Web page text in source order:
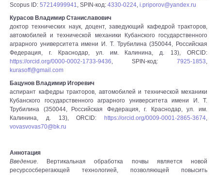
Scopus ID: 57214999941, SPIN-код: 4330-0224, i.priporov@yandex.ru
Курасов Владимир Станиславович
доктор технических наук, доцент, заведующий кафедрой тракторов,
автомобилей и технической механики Кубанского государственного
аграрного университета имени И. Т. Трубилина (350044, Российская
Федерация, г. Краснодар, ул. им. Калинина, д. 13), ORCID:
https://orcid.org/0000-0002-1733-9436, SPIN-код: 7925-1853,
kurasoff@gmail.com
Бацунов Владимир Игоревич
аспирант кафедры тракторов, автомобилей и технической механики
Кубанского государственного аграрного университета имени И. Т.
Трубилина (350044, Российская Федерация, г. Краснодар, ул. им.
Калинина, д. 13), ORCID:
https://orcid.org/0009-0001-2865-3674,
vovasvovas70@bk.ru
Аннотация
Введение. Вертикальная обработка почвы является новой
ресурсосберегающей технологией, позволяющей повысить